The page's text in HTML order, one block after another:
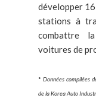
développer
stations à
combattre
voitures de
*Données compilées
de la Korea Auto